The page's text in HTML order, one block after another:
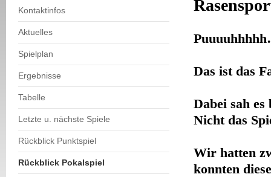
Kontaktinfos
Aktuelles
Spielplan
Ergebnisse
Tabelle
Letzte u. nächste Spiele
Rückblick Punktspiel
Rückblick Pokalspiel
Das ist das
Dabei sah
Nicht das
Wir hatten
konnten